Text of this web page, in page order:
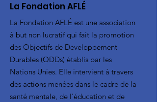
La Fondation AFLÉ
La Fondation AFLÉ est une association
à but non lucratif qui fait la promotion
des Objectifs de Developpement
Durables (ODDs) établis par les
Nations Unies. Elle intervient à travers
des actions menées dans le cadre de la
santé mentale, de l'éducation et de